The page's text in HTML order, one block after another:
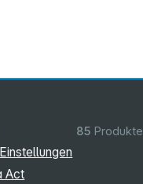
85 Produkte
Act